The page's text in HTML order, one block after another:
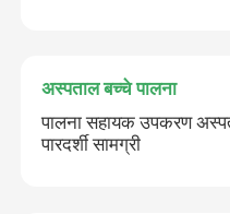
अस्पताल बच्चे पालना
पालना सहायक उपकरण
पारदर्शी सामग्री